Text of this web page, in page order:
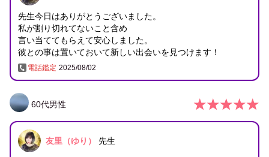
先生今日はありがとうございました。
私が割り切れてないこと含め
言い当ててもらえて安心しました。
彼との事は置いておいて新しい出会いを見つけます！
電話鑑定 2025/08/02
60代男性
友里（ゆり） 先生